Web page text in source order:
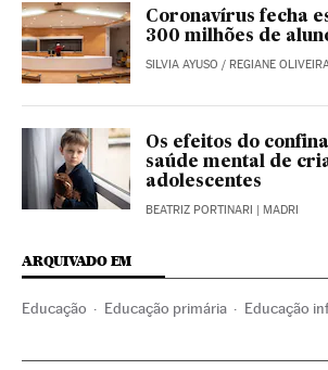
Coronavírus fecha
300 milhões de
SILVIA AYUSO / REGIANE
Os efeitos do
saúde mental de
adolescentes
BEATRIZ PORTINARI | MADRI
ARQUIVADO EM
Educação Educação primária Educação